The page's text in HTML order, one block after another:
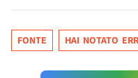
FONTE HAI NOTATO